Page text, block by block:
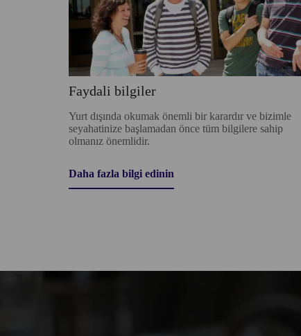
Faydali bilgiler
Yurt dışında okumak önemli bir karardır ve bizimle
seyahatinize başlamadan önce tüm bilgilere sahip
olmanız önemlidir.
Daha fazla bilgi edinin